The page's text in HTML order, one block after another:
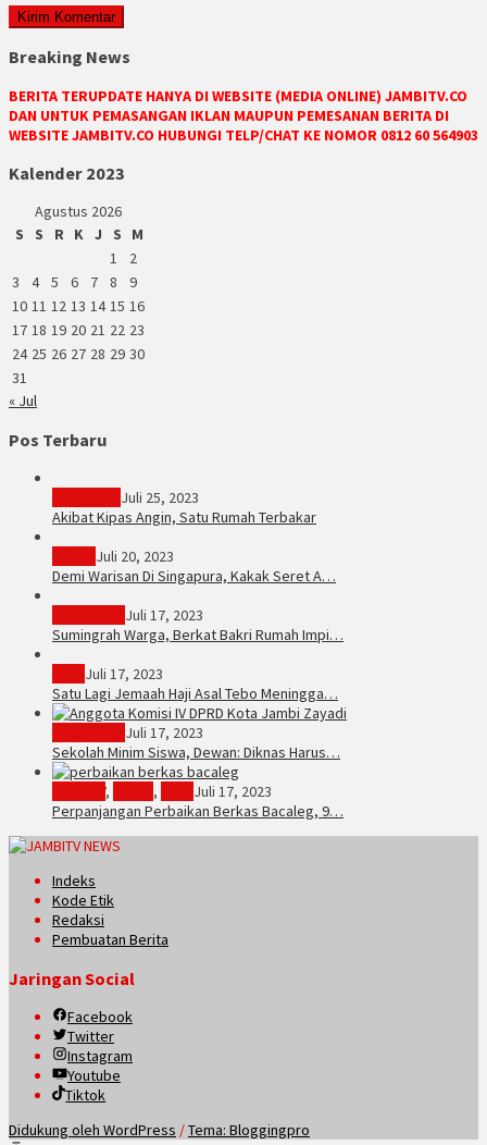
Breaking News
BERITA TERUPDATE HANYA DI WEBSITE (MEDIA ONLINE) JAMBITV.CO
DAN UNTUK PEMASANGAN IKLAN MAUPUN PEMESANAN BERITA DI
WEBSITE JAMBITV.CO HUBUNGI TELP/CHAT KE NOMOR 0812 60 564903
Kalender 2023
Agustus 2026
S
S R K J S
M
1
2
3
4 5 6 7 8
9
10 11 12 13 14 15 16
17 18 19 20 21 22 23
24 25 26 27 28 29 30
31
« Jul
Pos Terbaru
Juli 25, 2023
Akibat Kipas Angin, Satu Rumah Terbakar
Juli 20, 2023
Demi Warisan Di Singapura, Kakak Seret A…
Juli 17, 2023
Sumingrah Warga, Berkat Bakri Rumah Impi…
Juli 17, 2023
Satu Lagi Jemaah Haji Asal Tebo Meningga…
Juli 17, 2023
Sekolah Minim Siswa, Dewan: Diknas Harus…
, ,
Juli 17, 2023
Perpanjangan Perbaikan Berkas Bacaleg, 9…
Indeks
Kode Etik
Redaksi
Pembuatan Berita
Jaringan Social
Facebook
Twitter
Instagram
Youtube
Tiktok
Didukung oleh WordPress /Tema: Bloggingpro